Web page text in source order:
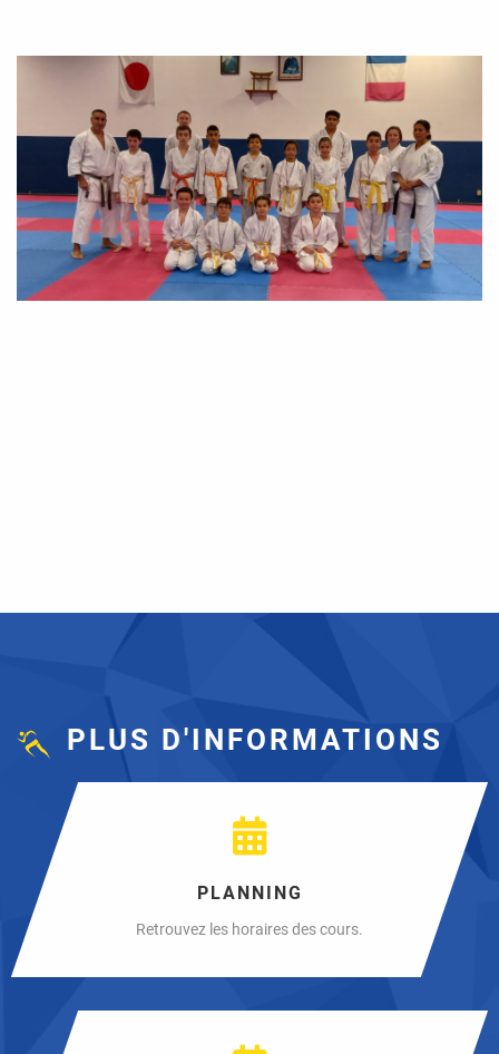
PLUS D'INFORMATIONS
PLANNING
Retrouvez les horaires des cours.